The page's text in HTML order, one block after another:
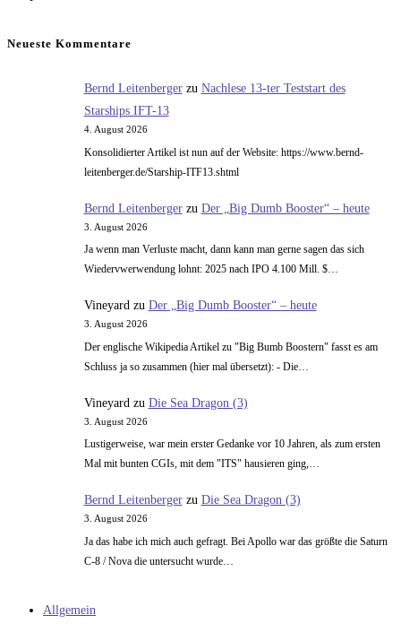
Seite
Neueste Kommentare
Bernd Leitenbergerzu Nachlese 13-ter Teststart des
Starships IFT-13
4. August 2026
Konsolidierter Artikel ist nun auf der Website: https://www.bernd-
leitenberger.de/Starship-ITF13.shtml
Bernd Leitenbergerzu Der „Big Dumb Booster“ – heute
3. August 2026
Ja wenn man Verluste macht, dann kann man gerne sagen das sich
Wiedervwerwendung lohnt: 2025 nach IPO 4.100 Mill. $…
Vineyardzu Der „Big Dumb Booster“ – heute
3. August 2026
Der englische Wikipedia Artikel zu "Big Bumb Boostern" fasst es am
Schluss ja so zusammen (hier mal übersetzt): - Die…
Vineyard zu Die Sea Dragon (3)
3. August 2026
Lustigerweise, war mein erster Gedanke vor 10 Jahren, als zum ersten
Mal mit bunten CGIs, mit dem "ITS" hausieren ging,…
Bernd Leitenbergerzu Die Sea Dragon (3)
3. August 2026
Ja das habe ich mich auch gefragt. Bei Apollo war das größte die Saturn
C-8 / Nova die untersucht wurde…
Allgemein